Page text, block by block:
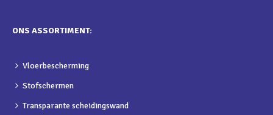
ONS ASSORTIMENT:
Vloerbescherming
Stofschermen
Transparante scheidingswand